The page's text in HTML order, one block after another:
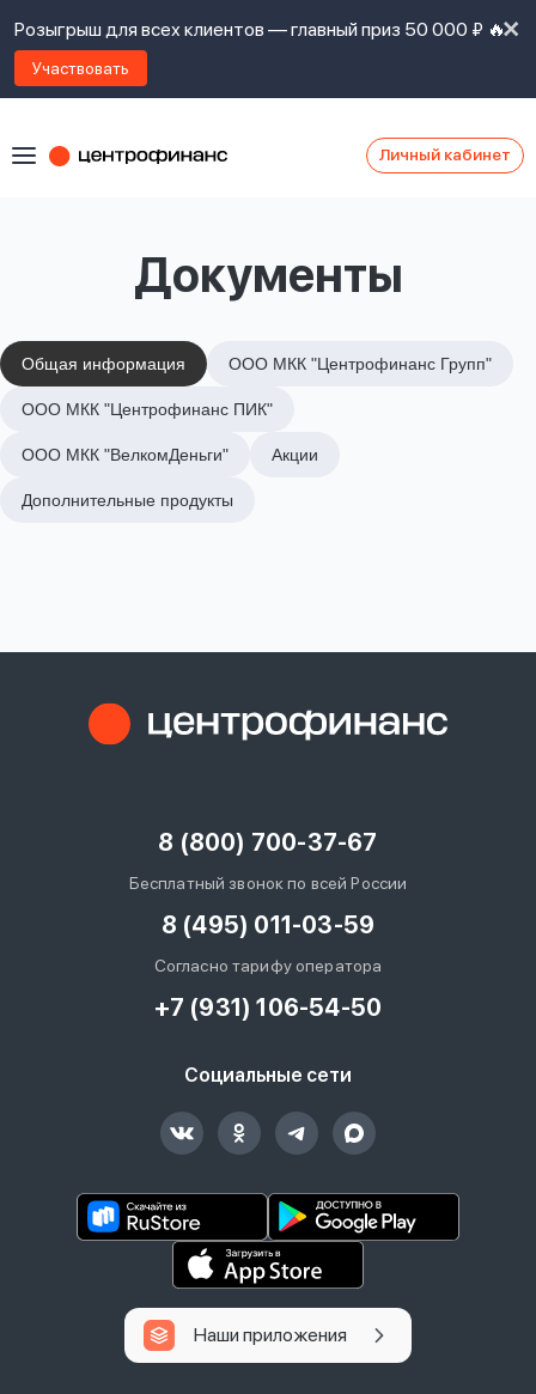
Розыгрыш для всех клиентов — главный приз 50 000 ₽ 🔥
Участвовать
Личный кабинет
Документы
Общая информация ООО МКК "Центрофинанс Групп"
ООО МКК "Центрофинанс ПИК"
ООО МКК "ВелкомДеньги" Акции
Дополнительные продукты
8 (800) 700-37-67
Бесплатный звонок по всей России
8 (495) 011-03-59
Согласно тарифу оператора
+7 (931) 106-54-50
Социальные сети
Наши приложения
Войти под другим номером
ознакомлен
предоставления
займов,
политикой
сайта,
согласие
обработку